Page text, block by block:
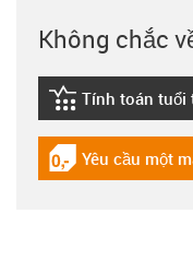
Không chắc
igus-icon-
Tính toán tuổi
igus-icon-
Yêu cầu một